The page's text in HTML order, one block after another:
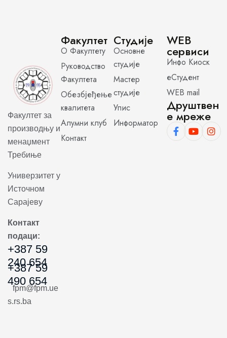
Факултет за
производњу и
менаџмент
Требиње
Универзитет у
Источном
Сарајеву
Контакт
подаци:
+387 59
240 654
+387 59
490 654
fpm@fpm.ue
s.rs.ba
Факултет
О Факултету
Руководство
Факултета
Обезбјеђење
квалитета
Алумни клуб
Контакт
Студије
Основне
студије
Мастер
студије
Упис
Информатор
WEB
сервиси
Инфо Киоск
еСтудент
WEB mail
Друштвен
е мреже